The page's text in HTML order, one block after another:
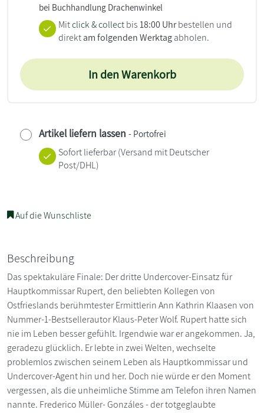
bei Buchhandlung Drachenwinkel
Mitclick & collect bis18:00 Uhrbestellen und
direktam folgenden Werktagabholen.
In den Warenkorb
Artikel liefern lassen - Portofrei
Sofort lieferbar(Versand mit Deutscher
Post/DHL)
Auf die Wunschliste
Beschreibung
Das spektakuläre Finale: Der dritte Undercover-Einsatz für
Hauptkommissar Rupert, den beliebten Kollegen von
Ostfrieslands berühmtester Ermittlerin Ann Kathrin Klaasen von
Nummer-1-Bestsellerautor Klaus-Peter Wolf. Rupert hatte sich
nie im Leben besser gefühlt. Irgendwie war er angekommen. Ja,
geradezu glücklich. Er lebte in zwei Welten, wechselte
problemlos zwischen seinem Leben als Hauptkommissar und
Undercover-Agent hin und her. Doch nie würde er den Moment
vergessen, als die unheimliche Stimme am Telefon ihren Namen
nannte. Frederico Müller- Gonzáles - der totgeglaubte